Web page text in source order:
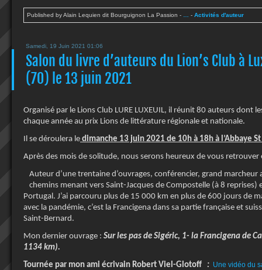
Published by Alain Lequien dit Bourguignon La Passion - - Activités d'auteur
Samedi, 19 Juin 2021 01:06
Salon du livre d’auteurs du Lion’s Club à
(70) le 13 juin 2021
Organisé par le Lions Club LURE LUXEUIL, il réunit 80 auteurs dont
chaque année au prix Lions de littérature régionale et nationale.
Il se déroulera le dimanche 13 juin 2021 de 10h à 18h à l’Abbaye
Après des mois de solitude, nous serons heureux de vous retrouver
Auteur d’une trentaine d’ouvrages, conférencier, grand marcheur
chemins menant vers Saint-Jacques de Compostelle (à 8 reprises)
Portugal. J’ai parcouru plus de 15 000 km en plus de 600 jours de
avec la pandémie, c’est la Francigena dans sa partie française et
Saint-Bernard.
Mon dernier ouvrage : Sur les pas de Sigéric, 1- la Francigena de
1134 km).
Tournée par mon ami écrivain Robert Viel-Glotoff : Une vidéo du